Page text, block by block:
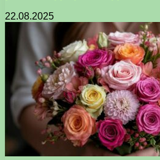
22.08.2025